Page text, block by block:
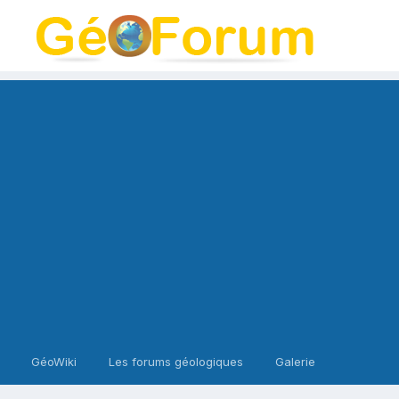
GéoWiki Les forums géologiques Galerie